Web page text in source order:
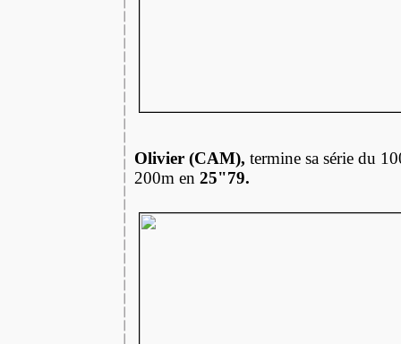
Olivier (CAM), termine sa série du
200m en 25"79.